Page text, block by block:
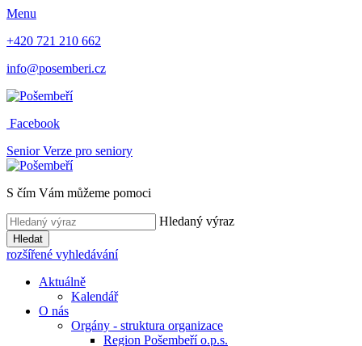
Menu
+420 721 210 662
info@posemberi.cz
Facebook
Senior Verze pro seniory
S čím Vám můžeme pomoci
Hledaný výraz
Hledat
rozšířené vyhledávání
Aktuálně
Kalendář
O nás
Orgány - struktura organizace
Region Pošembeří o.p.s.